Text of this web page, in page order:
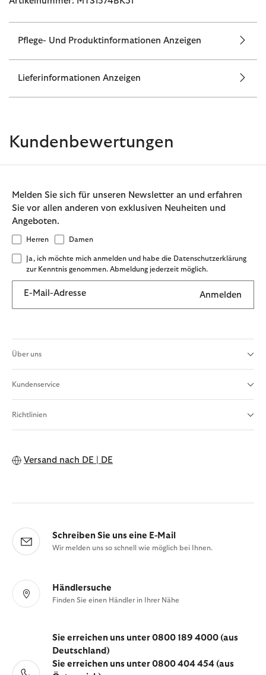
Pflege- Und Produktinformationen Anzeigen
Lieferinformationen Anzeigen
Kundenbewertungen
Melden Sie sich für unseren Newsletter an und erfahren
Sie vor allen anderen von exklusiven Neuheiten und
Angeboten.
Herren Damen
Ja, ich möchte mich anmelden und habe die Datenschutzerklärung
zur Kenntnis genommen. Abmeldung jederzeit möglich.
E-Mail-Adresse Anmelden
Über uns
Kundenservice
Richtlinien
Versand nach DE | DE
Schreiben Sie uns eine E-Mail
Wir melden uns so schnell wie möglich bei Ihnen.
Händlersuche
Finden Sie einen Händler in Ihrer Nähe
Sie erreichen uns unter 0800 189 4000 (aus
Deutschland)
Sie erreichen uns unter 0800 404 454 (aus